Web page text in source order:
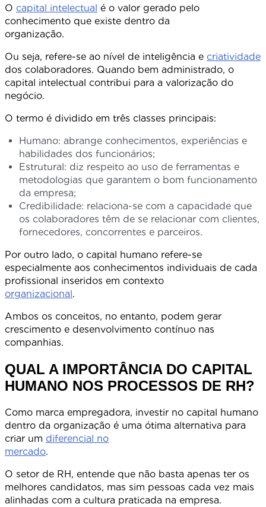
O capital intelectual é o valor gerado pelo
conhecimento que existe dentro da
Ou seja, refere-se ao nível de inteligência e criatividade
dos colaboradores. Quando bem administrado, o
capital intelectual contribui para a valorização do
negócio.
O termo é dividido em três classes principais:
Humano: abrange conhecimentos, experiências e
habilidades dos funcionários;
Estrutural: diz respeito ao uso de ferramentas e
metodologias que garantem o bom funcionamento
da empresa;
Credibilidade: relaciona-se com a capacidade que
os colaboradores têm de se relacionar com clientes,
fornecedores, concorrentes e parceiros.
Por outro lado, o capital humano refere-se
especialmente aos conhecimentos individuais de cada
profissional inseridos em contexto
organizacional
Ambos os conceitos, no entanto, podem gerar
crescimento e desenvolvimento contínuo nas
companhias.
QUAL A IMPORTÂNCIA DO CAPITAL
HUMANO NOS PROCESSOS DE RH?
Como marca empregadora, investir no capital humano
dentro da organização é uma ótima alternativa para
criar um diferencial no
mercado
O setor de RH, entende que não basta apenas ter os
melhores candidatos, mas sim pessoas cada vez mais
alinhadas com a cultura praticada na empresa.